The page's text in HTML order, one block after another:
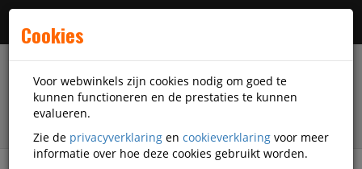
Cookies
Voor webwinkels zijn cookies nodig om goed te
kunnen functioneren en de prestaties te kunnen
evalueren.
Zie de privacyverklaring en cookieverklaring voor meer
informatie over hoe deze cookies gebruikt worden.